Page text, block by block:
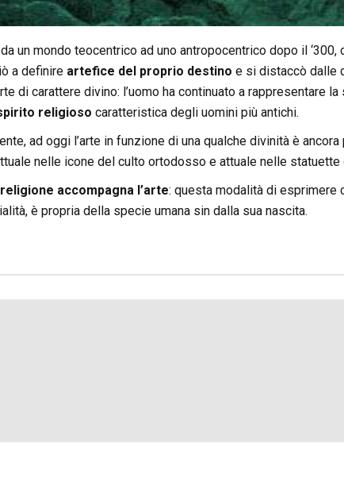
un mondo teocentrico ad uno antropocentrico dopo il
a definire artefice del proprio destino e si distaccò dalle
di carattere divino: l’uomo ha continuato a rappresentare
religioso caratteristica degli uomini più antichi.
ad oggi l’arte in funzione di una qualche divinità è
nelle icone del culto ortodosso e attuale nelle statuette
accompagna l’arte: questa modalità di esprimere
è propria della specie umana sin dalla sua nascita.